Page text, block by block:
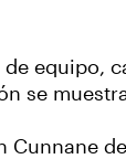
equipo,
se
Cunnane